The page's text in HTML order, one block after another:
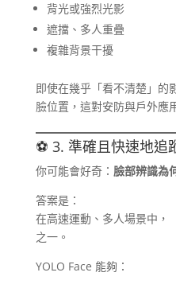
背光或強烈光影
遮擋、多人重疊
複雜背景干擾
即使在幾乎「看不清楚」的
臉位置，這對安防與戶外應
⚽ 3. 準確且快速地追
你可能會好奇： 臉部辨識為
答案是：
在高速運動、多人場景中，
之一。
YOLO Face 能夠：